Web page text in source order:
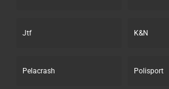
Jtf K&N
Pelacrash Polisport